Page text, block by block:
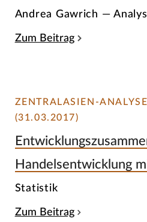
Andrea Gawrich —
Zum Beitrag
ZENTRALASIEN-
(31.03.2017)
Handelsentwicklung
Statistik
Zum Beitrag